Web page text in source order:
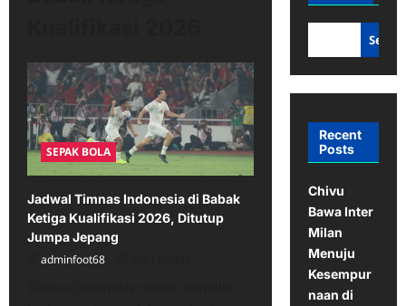
SEPAK BOLA
Jadwal Timnas Indonesia di Babak
Ketiga Kualifikasi 2026, Ditutup
Jumpa Jepang
adminfoot68
Recent
Posts
Chivu
Bawa Inter
Milan
Menuju
Kesempur
naan di